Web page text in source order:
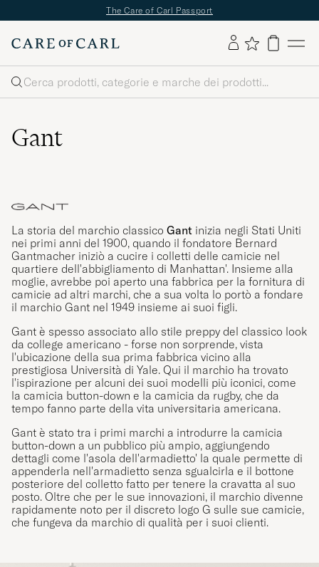
The Care of Carl Passport
Cerca
Gant
La storia del marchio classico Gant inizia negli Stati Uniti
nei primi anni del 1900, quando il fondatore Bernard
Gantmacher iniziò a cucire i colletti delle camicie nel
quartiere dell'abbigliamento di Manhattan'. Insieme alla
moglie, avrebbe poi aperto una fabbrica per la fornitura di
camicie ad altri marchi, che a sua volta lo portò a fondare
il marchio Gant nel 1949 insieme ai suoi figli.
Gant è spesso associato allo stile preppy del classico look
da college americano - forse non sorprende, vista
l'ubicazione della sua prima fabbrica vicino alla
prestigiosa Università di Yale. Qui il marchio ha trovato
l'ispirazione per alcuni dei suoi modelli più iconici, come
la camicia button-down e la camicia da rugby, che da
tempo fanno parte della vita universitaria americana.
Gant è stato tra i primi marchi a introdurre la camicia
button-down a un pubblico più ampio, aggiungendo
dettagli come l'asola dell'armadietto' la quale permette di
appenderla nell'armadietto senza sgualcirla e il bottone
posteriore del colletto fatto per tenere la cravatta al suo
posto. Oltre che per le sue innovazioni, il marchio divenne
rapidamente noto per il discreto logo G sulle sue camicie,
che fungeva da marchio di qualità per i suoi clienti.